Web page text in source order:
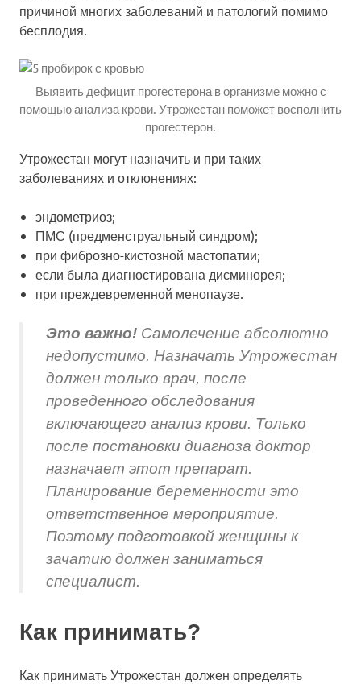
причиной многих заболеваний и патологий помимо
бесплодия.
Выявить дефицит прогестерона в организме можно с
помощью анализа крови. Утрожестан поможет восполнить
прогестерон.
Утрожестан могут назначить и при таких
заболеваниях и отклонениях:
эндометриоз;
ПМС (предменструальный синдром);
при фиброзно-кистозной мастопатии;
если была диагностирована дисминорея;
при преждевременной менопаузе.
Это важно! Самолечение абсолютно
недопустимо. Назначать Утрожестан
должен только врач, после
проведенного обследования
включающего анализ крови. Только
после постановки диагноза доктор
назначает этот препарат.
Планирование беременности это
ответственное мероприятие.
Поэтому подготовкой женщины к
зачатию должен заниматься
специалист.
Как принимать?
Как принимать Утрожестан должен определять